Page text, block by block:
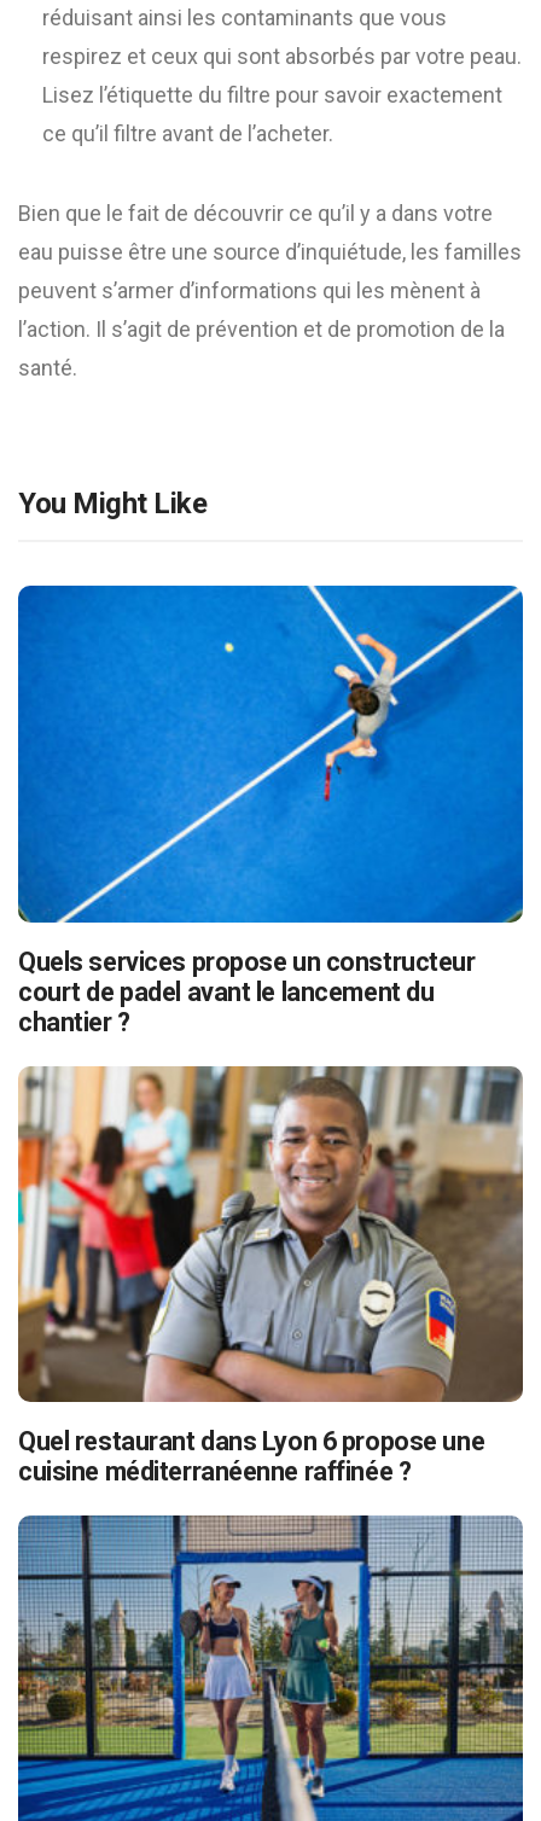
réduisant ainsi les contaminants que vous
respirez et ceux qui sont absorbés par votre peau.
Lisez l’étiquette du filtre pour savoir exactement
ce qu’il filtre avant de l’acheter.
Bien que le fait de découvrir ce qu’il y a dans votre
eau puisse être une source d’inquiétude, les familles
peuvent s’armer d’informations qui les mènent à
l’action. Il s’agit de prévention et de promotion de la
santé.
You Might Like
Quels services propose un constructeur
court de padel avant le lancement du
chantier ?
Quel restaurant dans Lyon 6 propose une
cuisine méditerranéenne raffinée ?